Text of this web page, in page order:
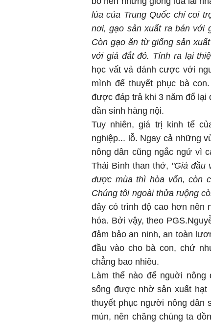
lúa của Trung Quốc chỉ coi
nơi, gạo sản xuất ra bán với
Còn gạo ăn từ giống sản
với giá đắt đỏ. Tính ra lại
học vất vả đánh cược với
mình để thuyết phục bà
được đáp trả khi 3 năm đổ lại
dần sính hàng nội.
Tuy nhiên, giá trị kinh tế
nghiệp... lỗ. Ngay cả những
nông dân cũng ngắc ngứ vì
Thái Bình than thở, "Giá đầu
được mùa thì hòa vốn, còn
Chúng tôi ngoài thửa ruộng
đây có trình độ cao hơn nên
hóa. Bởi vậy, theo
đảm bảo an ninh, an toàn
đầu vào cho bà con, chứ
chẳng bao nhiêu.
Làm thế nào để nguời nông
sống được nhờ sản xuất
thuyết phục người nông dân
mún, nên chăng chúng ta